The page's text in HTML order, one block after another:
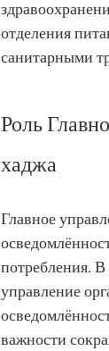
отделения
санитарными
Роль
хаджа
Главное
потребления.
управление
важности